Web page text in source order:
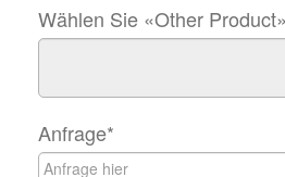
Wählen Sie «Other
Anfrage*